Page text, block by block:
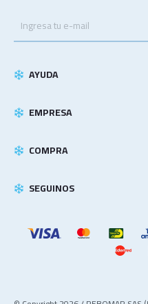
AYUDA
EMPRESA
COMPRA
SEGUINOS